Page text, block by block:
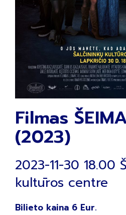
Filmas
(2023)
2023-11-30 18.00
kultūros centre
Bilieto kaina 6 Eur.